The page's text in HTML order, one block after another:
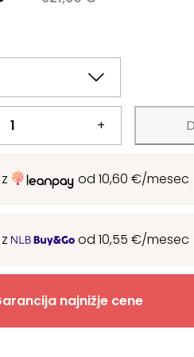
+
od 10,60 €/mesec
od 10,55 €/mesec
najnižje cene